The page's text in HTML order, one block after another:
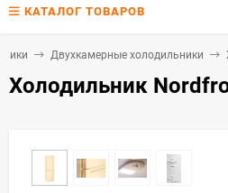
КАТАЛОГ ТОВАРОВ
Двухкамерные холодильники
Холодильник